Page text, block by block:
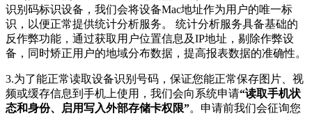
识别码标识设备，我们会将设备Mac地址作为用户的唯一标
识，以便正常提供统计分析服务。 统计分析服务具备基础的
反作弊功能，通过获取用户位置信息及IP地址，剔除作弊设
备，同时矫正用户的地域分布数据，提高报表数据的准确性。
3.为了能正常读取设备识别号码，保证您能正常保存图片、视
频或缓存信息到手机上使用，我们会向系统申请“读取手机状
态和身份、启用写入外部存储卡权限”。申请前我们会征询您